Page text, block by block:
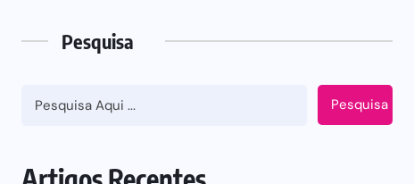
Pesquisa
Pesquisa